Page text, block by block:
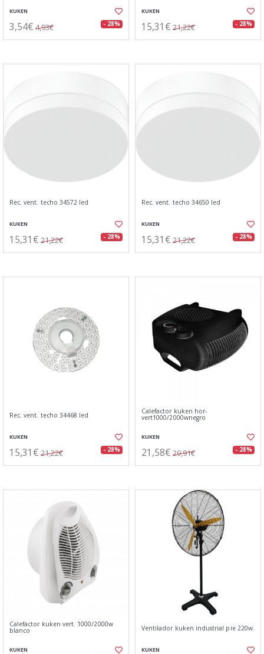
KUKEN
3,54€ 4,93€ - 28%
KUKEN
15,31€ 21,22€ - 28%
Rec. vent. techo 34572 led
KUKEN
15,31€ 21,22€ - 28%
Rec. vent. techo 34650 led
KUKEN
15,31€ 21,22€ - 28%
Rec. vent. techo 34468 led
KUKEN
15,31€ 21,22€ - 28%
Calefactor kuken hor-
vert1000/2000wnegro
KUKEN
21,58€ 29,91€ - 28%
Calefactor kuken vert. 1000/2000w
blanco
KUKEN
Ventilador kuken industrial pie 220w.
KUKEN